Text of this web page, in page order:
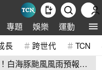
專題 娛樂 運動 全球
長 跨世代 TCN
白海豚颱風風雨預報